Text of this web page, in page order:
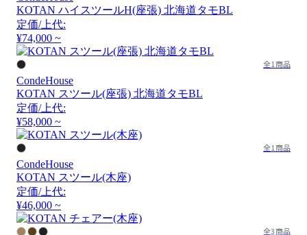
KOTAN ハイスツールH(座張) 北海道タモBL
定価/上代:
¥74,000 ~
全1商品
CondeHouse
KOTAN スツール(座張) 北海道タモBL
定価/上代:
¥58,000 ~
全1商品
CondeHouse
KOTAN スツール(木座)
定価/上代:
¥46,000 ~
全3商品